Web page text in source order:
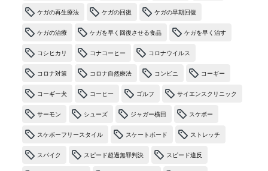
ケガの再生療法 ケガの回復 ケガの早期回復
ケガの治療 ケガを早く回復させる食品 ケガを早く治す
コシヒカリ コナコーヒー コロナウイルス
コロナ対策 コロナ自然療法 コンビニ コーギー
コーギー犬 コーヒー ゴルフ サイエンスクリニック
サーモン シューズ ジャガー横田 スケボー
スケボーフリースタイル スケートボード ストレッチ
スパイク スピード超過無罪判決 スピード違反